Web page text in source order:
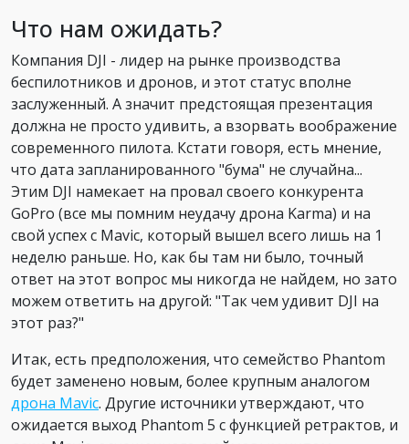
Что нам ожидать?
Компания DJI - лидер на рынке производства
беспилотников и дронов, и этот статус вполне
заслуженный. А значит предстоящая презентация
должна не просто удивить, а взорвать воображение
современного пилота. Кстати говоря, есть мнение,
что дата запланированного "бума" не случайна...
Этим DJI намекает на провал своего конкурента
GoPro (все мы помним неудачу дрона Karma) и на
свой успех с Mavic, который вышел всего лишь на 1
неделю раньше. Но, как бы там ни было, точный
ответ на этот вопрос мы никогда не найдем, но зато
можем ответить на другой: "Так чем удивит DJI на
этот раз?"
Итак, есть предположения, что семейство Phantom
будет заменено новым, более крупным аналогом
дрона Mavic. Другие источники утверждают, что
ожидается выход Phantom 5 с функцией ретрактов, и